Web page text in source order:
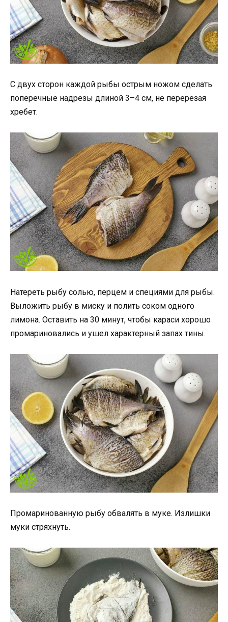
С двух сторон каждой рыбы острым ножом сделать
поперечные надрезы длиной 3–4 см, не перерезая
хребет.
Натереть рыбу солью, перцем и специями для рыбы.
Выложить рыбу в миску и полить соком одного
лимона. Оставить на 30 минут, чтобы караси хорошо
промариновались и ушел характерный запах тины.
Промаринованную рыбу обвалять в муке. Излишки
муки стряхнуть.